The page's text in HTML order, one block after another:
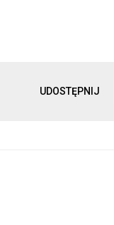
UDOSTĘPNIJ